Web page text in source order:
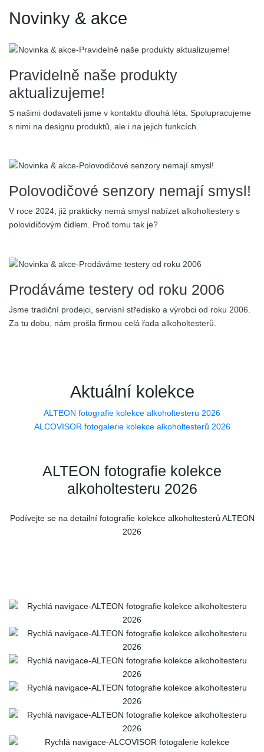
Novinky & akce
Pravidelně naše produkty
aktualizujeme!
S našimi dodavateli jsme v kontaktu dlouhá léta. Spolupracujeme
s nimi na designu produktů, ale i na jejich funkcích.
Polovodičové senzory nemají smysl!
V roce 2024, již prakticky nemá smysl nabízet alkoholtestery s
polovidičovým čidlem. Proč tomu tak je?
Prodáváme testery od roku 2006
Jsme tradiční prodejci, servisní středisko a výrobci od roku 2006.
Za tu dobu, nám prošla firmou celá řada alkoholtesterů.
Aktuální kolekce
ALTEON fotografie kolekce alkoholtesteru 2026
ALCOVISOR fotogalerie kolekce alkoholtesterů 2026
ALTEON fotografie kolekce
alkoholtesteru 2026
Podívejte se na detailní fotografie kolekce alkoholtesterů ALTEON
2026